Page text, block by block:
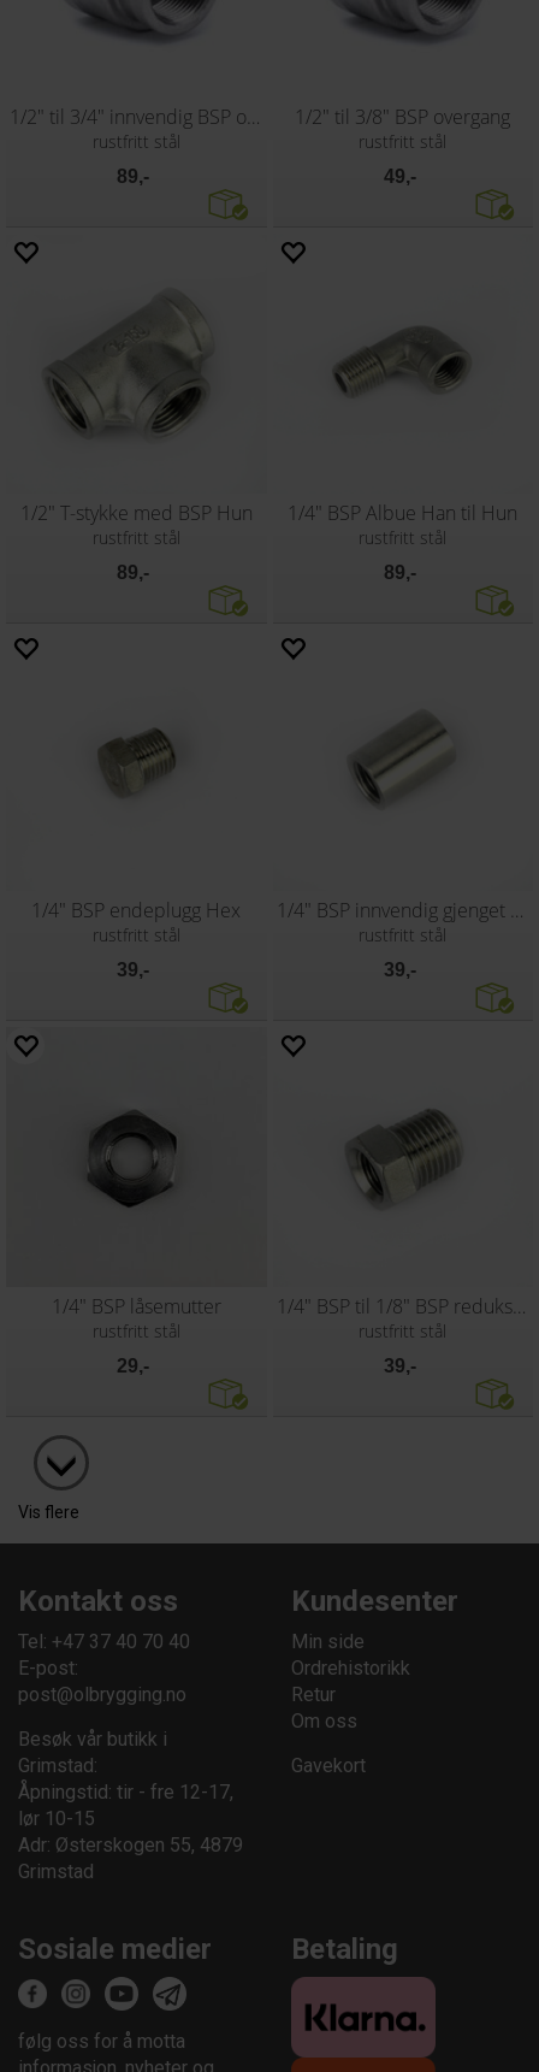
1/2" til 3/4" innvendig BSP overgang
rustfritt stål
89,-
1/2" til 3/8" BSP overgang
rustfritt stål
49,-
1/2" T-stykke med BSP Hun
rustfritt stål
89,-
1/4" BSP Albue Han til Hun
rustfritt stål
89,-
1/4" BSP endeplugg Hex
rustfritt stål
39,-
1/4" BSP innvendig gjenget rør
rustfritt stål
39,-
1/4" BSP låsemutter
rustfritt stål
29,-
1/4" BSP til 1/8" BSP reduksjon
rustfritt stål
39,-
Vis flere
Kontakt oss
Tel: +47 37 40 70 40
E-post:
post@olbrygging.no
Besøk vår butikk i
Grimstad:
Åpningstid: tir - fre 12-17,
lør 10-15
Adr: Østerskogen 55, 4879
Grimstad
Kundesenter
Min side
Ordrehistorikk
Retur
Om oss
Gavekort
Sosiale medier
følg oss for å motta
Betaling